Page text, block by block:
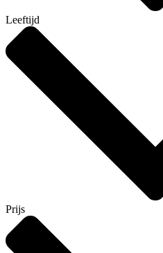
Leeftijd
Prijs